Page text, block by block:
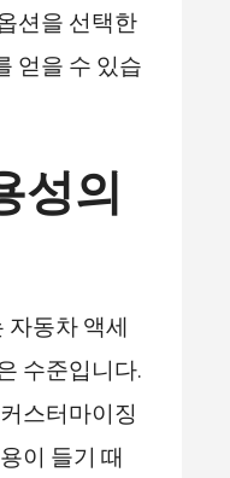
션을 선택한
얻을 수 있습
성의
자동차 액세
수준입니다.
스터마이징
이 들기 때